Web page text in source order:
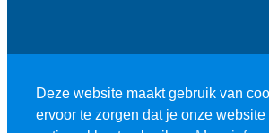
Deze website maakt gebruik van
ervoor te zorgen dat je onze website